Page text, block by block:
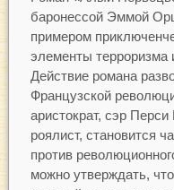
баронессой Эммой
примером
элементы терроризма
Действие романа
Французской
аристократ, сэр
роялист, становится
против
можно утверждать,